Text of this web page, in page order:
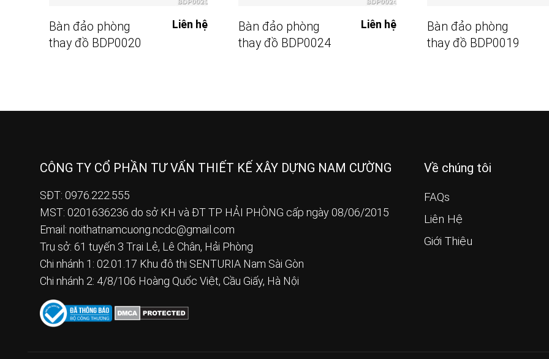
Bàn đảo phòng
thay đồ BDP0020
Liên hệ
Bàn đảo phòng
thay đồ BDP0024
Liên hệ
Bàn đảo phòng
thay đồ BDP0019
CÔNG TY CỔ PHẦN TƯ VẤN THIẾT KẾ XÂY DỰNG NAM CƯỜNG
SĐT: 0976.222.555
MST: 0201636236 do sở KH và ĐT TP HẢI PHÒNG cấp ngày 08/06/2015
Email: noithatnamcuong.ncdc@gmail.com
Trụ sở: 61 tuyến 3 Trại Lẻ, Lê Chân, Hải Phòng
Chi nhánh 1: 02.01.17 Khu đô thị SENTURIA Nam Sài Gòn
Chi nhánh 2: 4/8/106 Hoàng Quốc Việt, Cầu Giấy, Hà Nội
Về chúng tôi
FAQs
Liên Hệ
Giới Thiệu